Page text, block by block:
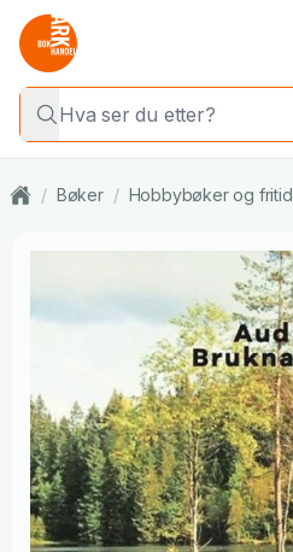
/ Bøker / Hobbybøker og fritid